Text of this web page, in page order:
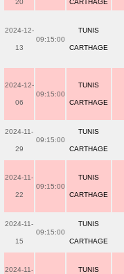
20 CARTHAGE
2024-12-
13
09:15:00
TUNIS
CARTHAGE
2024-12-
06
09:15:00
TUNIS
CARTHAGE
2024-11-
29
09:15:00
TUNIS
CARTHAGE
2024-11-
22
09:15:00
TUNIS
CARTHAGE
2024-11-
15
09:15:00
TUNIS
CARTHAGE
2024-11- TUNIS